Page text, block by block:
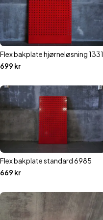
Flex bakplate hjørneløsning 1331
699 kr
Flex bakplate standard 6985
669 kr